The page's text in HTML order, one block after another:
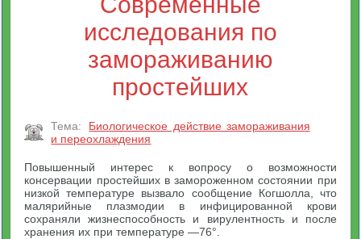
исследования по
замораживанию
простейших
Тема:
Биологическое действие замораживания
и переохлаждения
Повышенный интерес к вопросу о возможности
консервации простейших в замороженном состоянии при
низкой температуре вызвало сообщение Когшолла, что
малярийные плазмодии в инфицированной крови
сохраняли жизнеспособность и вирулентность и после
хранения их при температуре —76°.